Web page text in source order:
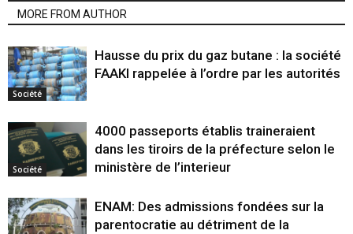
MORE FROM AUTHOR
Société
Hausse du prix du gaz butane : la société
FAAKI rappelée à l’ordre par les autorités
Société
4000 passeports établis traineraient
dans les tiroirs de la préfecture selon le
ministère de l’interieur
ENAM: Des admissions fondées sur la
parentocratie au détriment de la